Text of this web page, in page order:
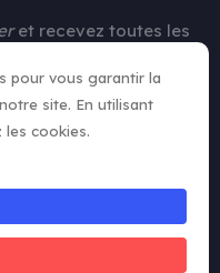
pour vous garantir la
site. En utilisant
les cookies.
et recevez toutes les